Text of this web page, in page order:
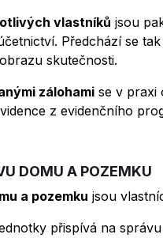
vlastníků jsou
Předchází se
skutečnosti.
zálohami se v praxi
z evidenčního
DOMU A POZEMKU
a pozemku jsou
přispívá na